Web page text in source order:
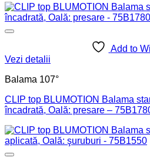
Add to
Vezi detalii
Balama 107°
CLIP top BLUMOTION Balama
încadrată, Oală: presare –